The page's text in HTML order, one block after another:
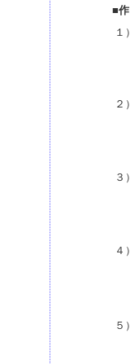
■
１
２
３
４
５